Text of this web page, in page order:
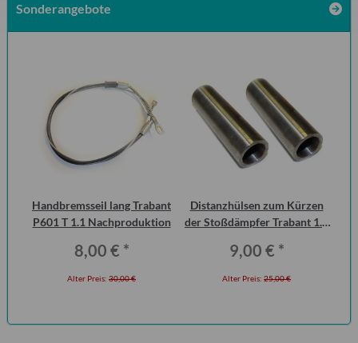
Sonderangebote
Handbremsseil lang Trabant
P601 T 1.1 Nachproduktion
8,00 € *
Alter Preis: 30,00 €
Distanzhülsen zum Kürzen
der Stoßdämpfer Trabant 1.1
9,00 € *
Alter Preis: 25,00 €